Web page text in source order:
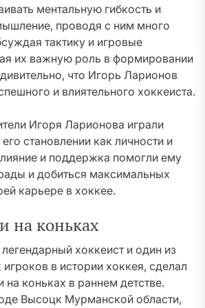
ментальную гибкость и
проводя с ним много
тактику и игровые
их важную роль в формировании
что Игорь Ларионов
и влиятельного хоккеиста.
Игоря Ларионова играли
становлении как личности и
и поддержка помогли ему
и добиться максимальных
карьере в хоккее.
на коньках
хоккеист и один из
в истории хоккея, сделал
коньках в раннем детстве.
Высоцк Мурманской области,